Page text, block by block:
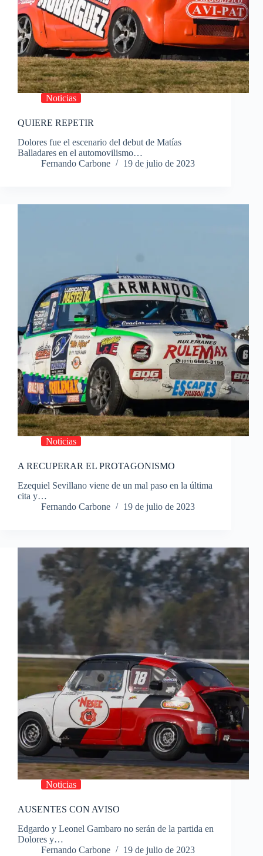
Noticias
QUIERE REPETIR
Dolores fue el escenario del debut de Matías
Balladares en el automovilismo…
Fernando Carbone
19 de julio de 2023
Noticias
A RECUPERAR EL PROTAGONISMO
Ezequiel Sevillano viene de un mal paso en la última
cita y…
Fernando Carbone
19 de julio de 2023
Noticias
AUSENTES CON AVISO
Edgardo y Leonel Gambaro no serán de la partida en
Dolores y…
Fernando Carbone
19 de julio de 2023